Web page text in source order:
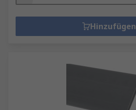
Hinzufügen